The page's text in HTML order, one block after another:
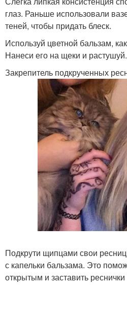
глаз. Раньше использовали
теней, чтобы придать блеск.
Используй цветной бальзам,
Нанеси его на щеки и растушуй.
Закрепитель подкрученных
Подкрути щипцами свои
с капельки бальзама. Это
открытым и заставить реснички